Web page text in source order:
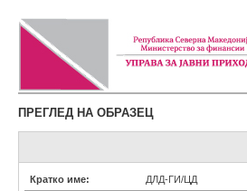
ПРЕГЛЕД НА ОБРАЗЕЦ
Кратко име: ДЛД-ГИ/ЦД